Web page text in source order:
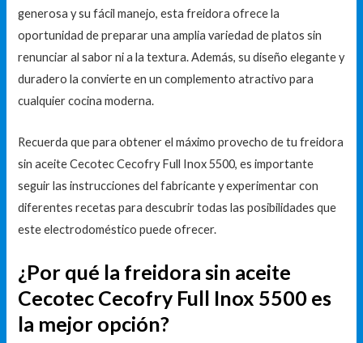
generosa y su fácil manejo, esta freidora ofrece la
oportunidad de preparar una amplia variedad de platos sin
renunciar al sabor ni a la textura. Además, su diseño elegante y
duradero la convierte en un complemento atractivo para
cualquier cocina moderna.
Recuerda que para obtener el máximo provecho de tu freidora
sin aceite Cecotec Cecofry Full Inox 5500, es importante
seguir las instrucciones del fabricante y experimentar con
diferentes recetas para descubrir todas las posibilidades que
este electrodoméstico puede ofrecer.
¿Por qué la freidora sin aceite
Cecotec Cecofry Full Inox 5500 es
la mejor opción?